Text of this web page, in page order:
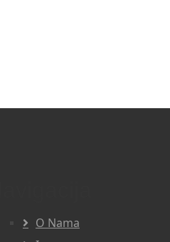
O Nama